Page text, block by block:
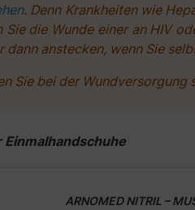
. Denn Krankheiten wie
Sie die Wunde einer an HIV
dann anstecken, wenn Sie
Sie bei der
überspringen
Einmalhandschuhe
ARNOMED NITRIL –